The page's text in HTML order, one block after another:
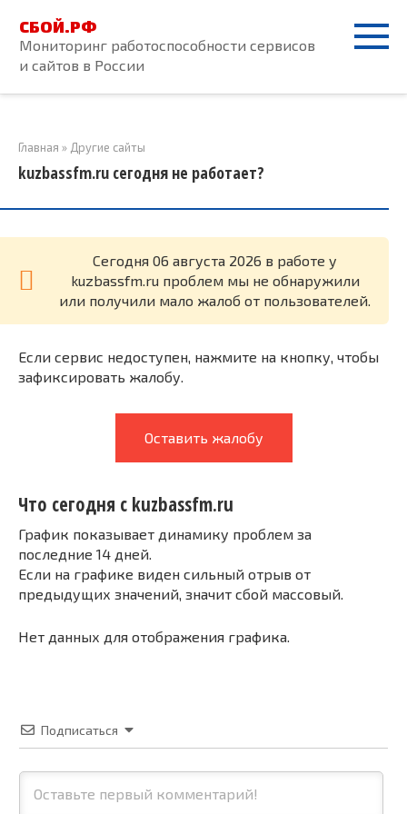
контенту
СБОЙ.РФ
Мониторинг работоспособности сервисов
и сайтов в России
Главная » Другие сайты
kuzbassfm.ru сегодня не работает?
Cегодня 06 августа 2026 в работе у
kuzbassfm.ru проблем мы не обнаружили
или получили мало жалоб от пользователей.
Если сервис недоступен, нажмите на кнопку, чтобы
зафиксировать жалобу.
Оставить жалобу
Что сегодня с kuzbassfm.ru
График показывает динамику проблем за
последние 14 дней.
Если на графике виден сильный отрыв от
предыдущих значений, значит сбой массовый.
Нет данных для отображения графика.
Подписаться